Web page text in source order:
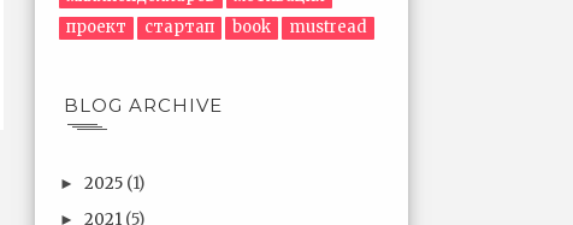
проект
стартап book mustread
BLOG ARCHIVE
► 2025 (1)
► 2021 (5)